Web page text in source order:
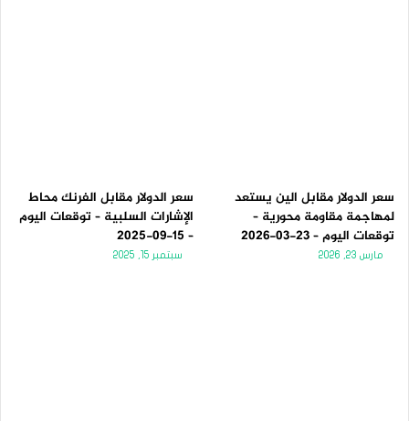
سعر الدولار مقابل الين يستعد
لمهاجمة مقاومة محورية –
توقعات اليوم – 23-03-2026
مارس 23, 2026
سعر الدولار مقابل الفرنك محاط
الإشارات السلبية – توقعات اليوم
– 15-09-2025
سبتمبر 15, 2025